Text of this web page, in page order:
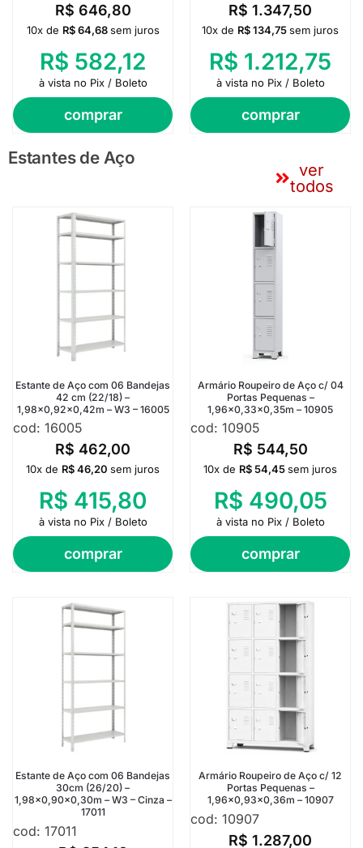
R$ 646,80
comprar
10x de R$64,68 sem juros
R$ 582,12
à vista no Pix / Boleto
R$ 1.347,50
comprar
10x de R$134,75sem juros
R$ 1.212,75
à vista no Pix / Boleto
Estantes de Aço
ver
todos
Estante de Aço com 06 Bandejas
42 cm (22/18) –
1,98×0,92×0,42m – W3 – 16005
cod: 16005
R$ 462,00
comprar
10x de R$46,20 sem juros
R$ 415,80
à vista no Pix / Boleto
Armário Roupeiro de Aço c/ 04
Portas Pequenas –
1,96×0,33×0,35m – 10905
cod: 10905
R$ 544,50
comprar
10x de R$54,45sem juros
R$ 490,05
à vista no Pix / Boleto
Estante de Aço com 06 Bandejas
30cm (26/20) –
1,98×0,90×0,30m – W3 – Cinza –
17011
cod: 17011
Armário Roupeiro de Aço c/ 12
Portas Pequenas –
1,96×0,93×0,36m – 10907
cod: 10907
R$ 1.287,00